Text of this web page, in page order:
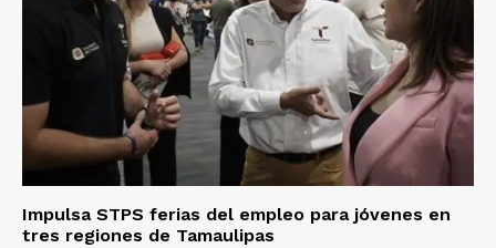
Impulsa STPS ferias del empleo para jóvenes en
tres regiones de Tamaulipas